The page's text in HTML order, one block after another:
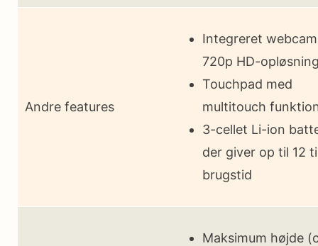
Andre features
Integreret
720p HD-
Touchpad med
multitouch
3-cellet Li-ion
der giver op til 12
brugstid
Maksimum højde